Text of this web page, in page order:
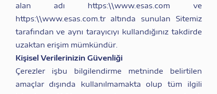
alan adı https:\\www.esas.com ve
https:\\www.esas.com.traltında sunulan Sitemiz
tarafından ve aynı tarayıcıyı kullandığınız takdirde
uzaktan erişim mümkündür.
Kişisel Verilerinizin Güvenliği
Çerezler işbu bilgilendirme metninde belirtilen
amaçlar dışında kullanılmamakta olup tüm ilgili